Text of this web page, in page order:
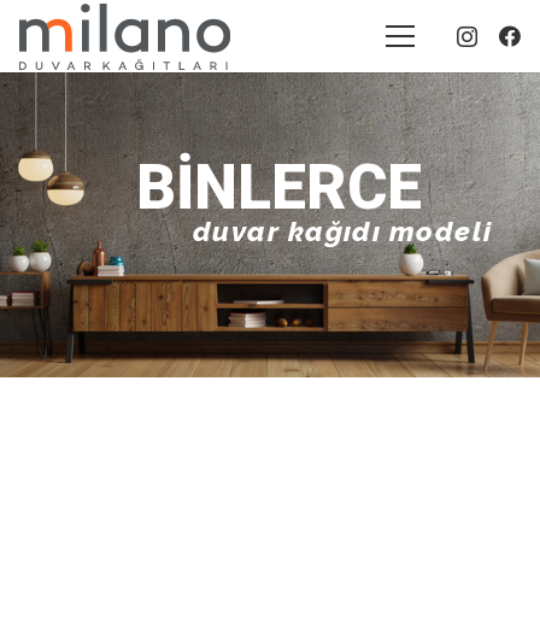
BINLERCE
duvar kağıdı modeli